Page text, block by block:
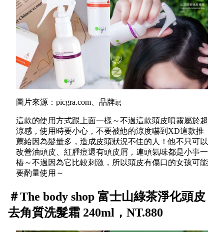
圖片來源：picgra.com、品牌ig
這款的使用方式跟上面一樣～不過這款頭皮噴霧屬於超
涼感，使用時要小心，不要被他的涼度嚇到XD這款推
薦給因為髮量多，造成皮頭狀況不佳的人！他不只可以
改善油頭皮、紅腫痘還有頭皮屑，連頭氣味都是小事一
樁～不過因為它比較刺激，所以頭皮有傷口的女孩可能
要酌量使用～
＃The body shop 富士山綠茶淨化頭皮
去角質洗髮霜 240ml，NT.880